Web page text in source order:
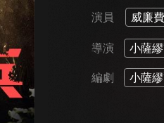
演員 威廉
導演 小薩
編劇 小薩